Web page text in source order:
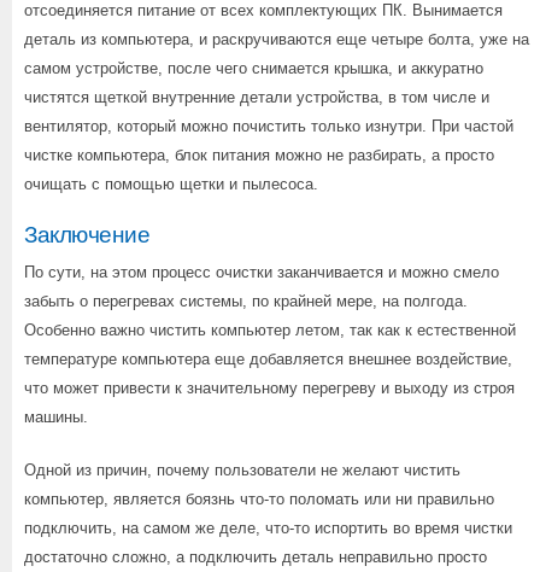
отсоединяется питание от всех комплектующих ПК. Вынимается
деталь из компьютера, и раскручиваются еще четыре болта, уже на
самом устройстве, после чего снимается крышка, и аккуратно
чистятся щеткой внутренние детали устройства, в том числе и
вентилятор, который можно почистить только изнутри. При частой
чистке компьютера, блок питания можно не разбирать, а просто
очищать с помощью щетки и пылесоса.
Заключение
По сути, на этом процесс очистки заканчивается и можно смело
забыть о перегревах системы, по крайней мере, на полгода.
Особенно важно чистить компьютер летом, так как к естественной
температуре компьютера еще добавляется внешнее воздействие,
что может привести к значительному перегреву и выходу из строя
машины.
Одной из причин, почему пользователи не желают чистить
компьютер, является боязнь что-то поломать или ни правильно
подключить, на самом же деле, что-то испортить во время чистки
достаточно сложно, а подключить деталь неправильно просто